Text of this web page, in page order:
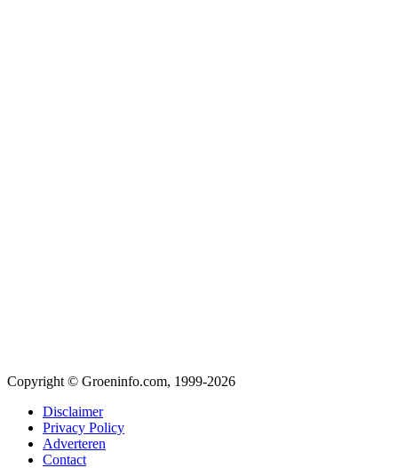
Copyright © Groeninfo.com, 1999-2026
Disclaimer
Privacy Policy
Adverteren
Contact